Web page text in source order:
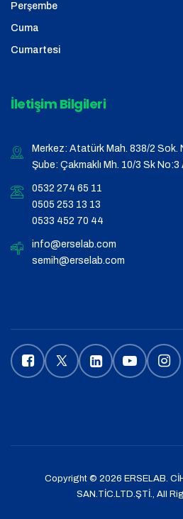
Perşembe
Cuma
Cumartesi
İletişim Bilgileri
Merkez: Atatürk Mah. 838/2
Şube: Çakmaklı Mh. 10/3 Sk
0532 274 65 11
0505 253 13 13
0533 452 70 44
info@erselab.com
semih@erselab.com
Copyright © 2026 ERSELAB.
SAN.TİC.LTD.ŞTİ., All